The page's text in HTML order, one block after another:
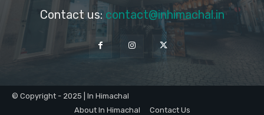
Contact us: contact@inhimachal.in
© Copyright - 2025 | In Himachal
About In Himachal
Contact Us